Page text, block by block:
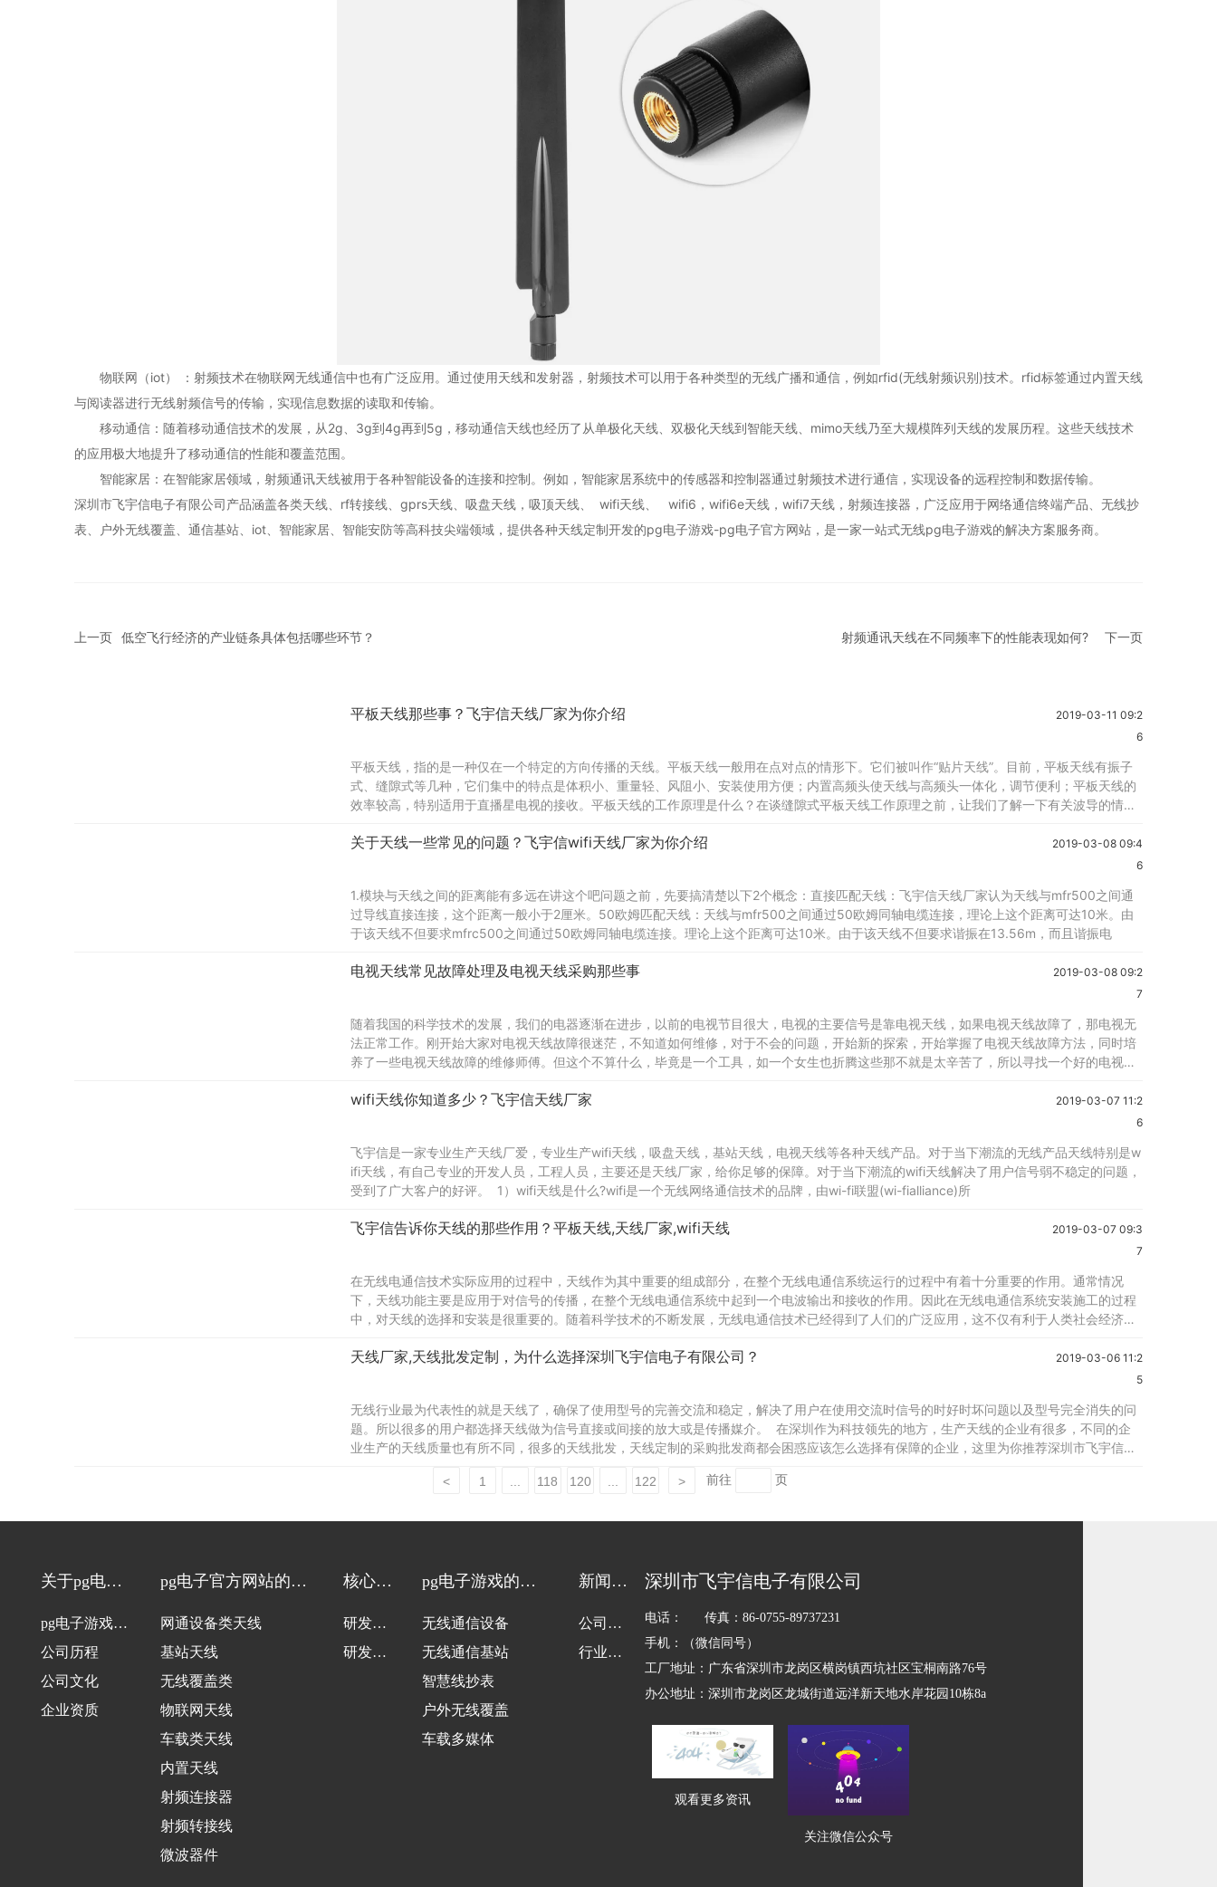
物联网（iot） ：射频技术在物联网无线通信中也有广泛应用。通过使用天线和发射器，射频技术可以用于各种类型的无线广播和通信，例如rfid(无线射频识别)技术。rfid标签通过内置天线
与阅读器进行无线射频信号的传输，实现信息数据的读取和传输。
移动通信：随着移动通信技术的发展，从2g、3g到4g再到5g，移动通信天线也经历了从单极化天线、双极化天线到智能天线、mimo天线乃至大规模阵列天线的发展历程。这些天线技术
的应用极大地提升了移动通信的性能和覆盖范围。
智能家居：在智能家居领域，射频通讯天线被用于各种智能设备的连接和控制。例如，智能家居系统中的传感器和控制器通过射频技术进行通信，实现设备的远程控制和数据传输。
深圳市飞宇信电子有限公司产品涵盖各类天线、rf转接线、gprs天线、吸盘天线，吸顶天线、 wifi天线、 wifi6，wifi6e天线，wifi7天线，射频连接器，广泛应用于网络通信终端产品、无线抄
表、户外无线覆盖、通信基站、iot、智能家居、智能安防等高科技尖端领域，提供各种天线定制开发的pg电子游戏-pg电子官方网站 ，是一家一站式无线pg电子游戏的解决方案服务商。
上一页 低空飞行经济的产业链条具体包括哪些环节？ 射频通讯天线在不同频率下的性能表现如何? 下一页
平板天线那些事？飞宇信天线厂家为你介绍
2019-03-11 09:2
6
平板天线，指的是一种仅在一个特定的方向传播的天线。平板天线一般用在点对点的情形下。它们被叫作“贴片天线”。目前，平板天线有振子
式、缝隙式等几种，它们集中的特点是体积小、重量轻、风阻小、安装使用方便；内置高频头使天线与高频头一体化，调节便利；平板天线的
效率较高，特别适用于直播星电视的接收。平板天线的工作原理是什么？在谈缝隙式平板天线工作原理之前，让我们了解一下有关波导的情
关于天线一些常见的问题？飞宇信wifi天线厂家为你介绍
2019-03-08 09:4
6
1.模块与天线之间的距离能有多远在讲这个吧问题之前，先要搞清楚以下2个概念：直接匹配天线：飞宇信天线厂家认为天线与mfr500之间通
过导线直接连接，这个距离一般小于2厘米。50欧姆匹配天线：天线与mfr500之间通过50欧姆同轴电缆连接，理论上这个距离可达10米。由
于该天线不但要求mfrc500之间通过50欧姆同轴电缆连接。理论上这个距离可达10米。由于该天线不但要求谐振在13.56m，而且谐振电
电视天线常见故障处理及电视天线采购那些事
2019-03-08 09:2
7
随着我国的科学技术的发展，我们的电器逐渐在进步，以前的电视节目很大，电视的主要信号是靠电视天线，如果电视天线故障了，那电视无
法正常工作。刚开始大家对电视天线故障很迷茫，不知道如何维修，对于不会的问题，开始新的探索，开始掌握了电视天线故障方法，同时培
养了一些电视天线故障的维修师傅。但这个不算什么，毕竟是一个工具，如一个女生也折腾这些那不就是太辛苦了，所以寻找一个好的电视天
wifi天线你知道多少？飞宇信天线厂家
2019-03-07 11:2
6
飞宇信是一家专业生产天线厂爱，专业生产wifi天线，吸盘天线，基站天线，电视天线等各种天线产品。对于当下潮流的无线产品天线特别是w
ifi天线，有自己专业的开发人员，工程人员，主要还是天线厂家，给你足够的保障。对于当下潮流的wifi天线解决了用户信号弱不稳定的问题，
受到了广大客户的好评。 1）wifi天线是什么?wifi是一个无线网络通信技术的品牌，由wi-fi联盟(wi-fialliance)所
飞宇信告诉你天线的那些作用？平板天线,天线厂家,wifi天线
2019-03-07 09:3
7
在无线电通信技术实际应用的过程中，天线作为其中重要的组成部分，在整个无线电通信系统运行的过程中有着十分重要的作用。通常情况
下，天线功能主要是应用于对信号的传播，在整个无线电通信系统中起到一个电波输出和接收的作用。因此在无线电通信系统安装施工的过程
中，对天线的选择和安装是很重要的。随着科学技术的不断发展，无线电通信技术已经得到了人们的广泛应用，这不仅有利于人类社会经济的
天线厂家,天线批发定制，为什么选择深圳飞宇信电子有限公司？
2019-03-06 11:2
5
无线行业最为代表性的就是天线了，确保了使用型号的完善交流和稳定，解决了用户在使用交流时信号的时好时坏问题以及型号完全消失的问
题。所以很多的用户都选择天线做为信号直接或间接的放大或是传播媒介。 在深圳作为科技领先的地方，生产天线的企业有很多，不同的企
业生产的天线质量也有所不同，很多的天线批发，天线定制的采购批发商都会困惑应该怎么选择有保障的企业，这里为你推荐深圳市飞宇信电
< 1 118 120 122 > 前往 页
关于pg电子
pg电子游戏的
介绍
公司历程
公司文化
企业资质
pg电子官方网站的产
网通设备类天线
基站天线
无线覆盖类
物联网天线
车载类天线
内置天线
射频连接器
射频转接线
微波器件
核心技
研发团
队
研发设
pg电子游戏的解
无线通信设备
无线通信基站
智慧线抄表
户外无线覆盖
车载多媒体
新闻动
公司新
闻
行业新
深圳市飞宇信电子有限公司
电话： 传真：86-0755-89737231
手机：（微信同号）
工厂地址：广东省深圳市龙岗区横岗镇西坑社区宝桐南路76号
办公地址：深圳市龙岗区龙城街道远洋新天地水岸花园10栋8a
观看更多资讯
关注微信公众号